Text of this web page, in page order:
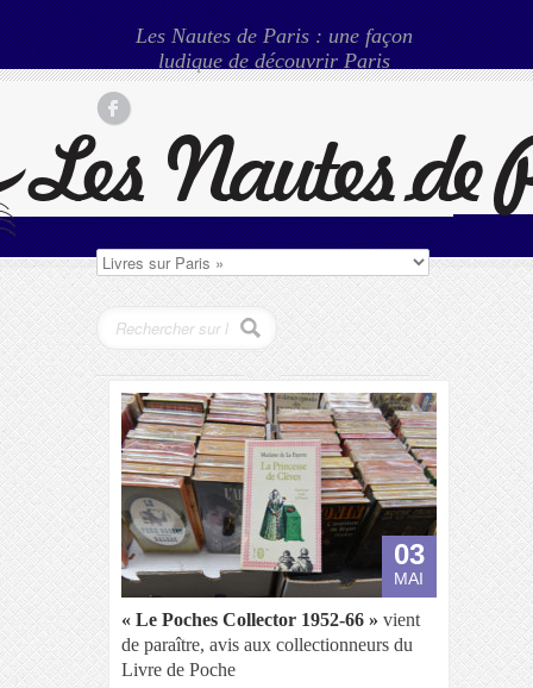
Les Nautes de Paris : une façon
ludique de découvrir Paris
03
MAI
« Le Poches Collector 1952-66 » vient
de paraître, avis aux collectionneurs du
Livre de Poche